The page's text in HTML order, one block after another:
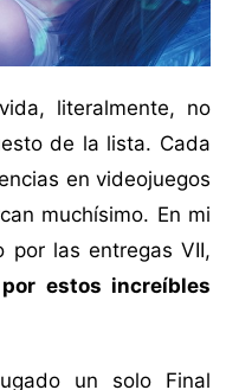
literalmente, no
de la lista. Cada
en videojuegos
muchísimo. En mi
por las entregas VII,
estos increíbles
un solo Final